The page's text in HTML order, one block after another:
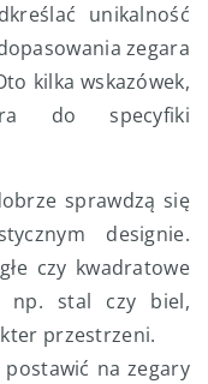
unikalność
zegara
kilka wskazówek,
do specyfiki
sprawdzą się
designie.
czy kwadratowe
np. stal czy biel,
przestrzeni.
na zegary